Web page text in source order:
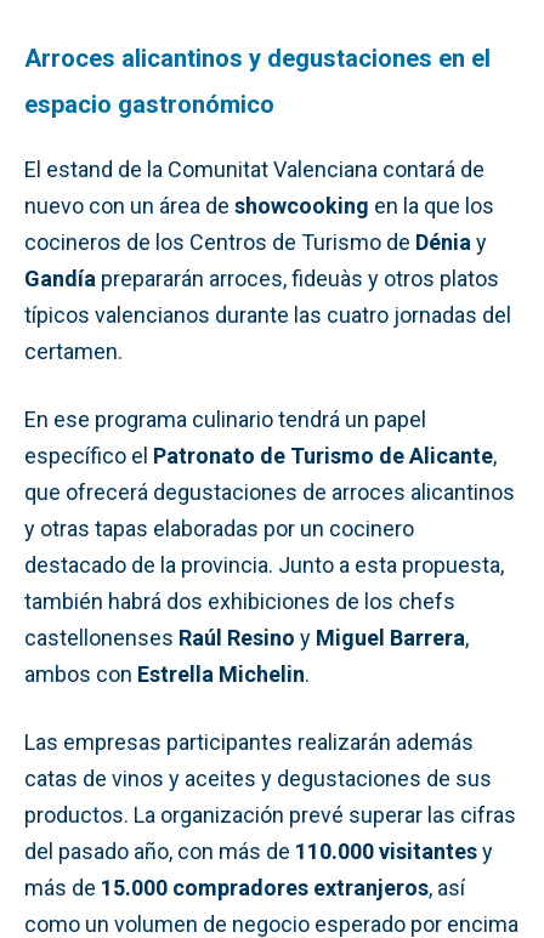
Arroces alicantinos y degustaciones en el
espacio gastronómico
El estand de la Comunitat Valenciana contará de
nuevo con un área de showcooking en la que los
cocineros de los Centros de Turismo de Dénia y
Gandía prepararán arroces, fideuàs y otros platos
típicos valencianos durante las cuatro jornadas del
certamen.
En ese programa culinario tendrá un papel
específico el Patronato de Turismo de Alicante,
que ofrecerá degustaciones de arroces alicantinos
y otras tapas elaboradas por un cocinero
destacado de la provincia. Junto a esta propuesta,
también habrá dos exhibiciones de los chefs
castellonenses Raúl Resino y Miguel Barrera,
ambos con Estrella Michelin.
Las empresas participantes realizarán además
catas de vinos y aceites y degustaciones de sus
productos. La organización prevé superar las cifras
del pasado año, con más de 110.000 visitantesy
más de 15.000 compradores extranjeros, así
como un volumen de negocio esperado por encima